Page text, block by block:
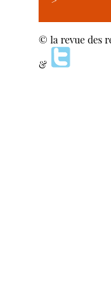
© la revue des
&